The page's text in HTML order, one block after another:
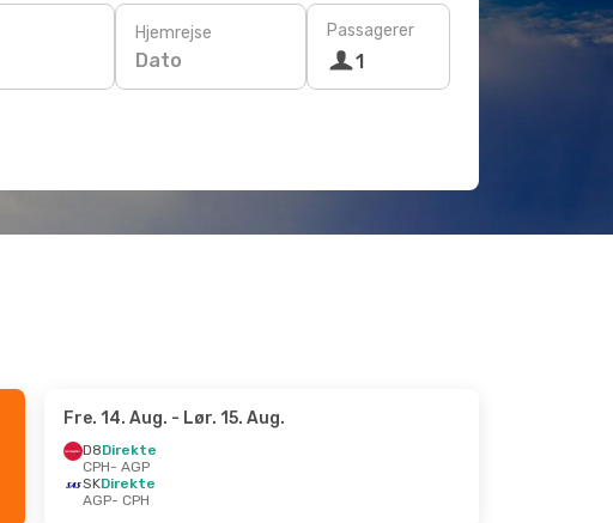
Hjemrejse
Dato
Passagerer
1
Fre. 14. Aug. - Lør. 15. Aug.
D8Direkte
CPH- AGP
SKDirekte
AGP- CPH